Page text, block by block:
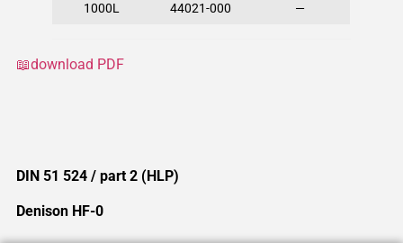
1000L 44021-000 —
📖download PDF
DIN 51 524 / part 2 (HLP)
Denison HF-0